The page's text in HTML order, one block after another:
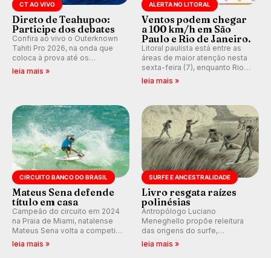
CT AO VIVO
Direto de Teahupoo:
Participe dos debates
Confira ao vivo o Outerknown
Tahiti Pro 2026, na onda que
coloca à prova até os
melhores surfistas do mundo.
leia mais »
ALERTA NO LITORAL
Ventos podem chegar
a 100 km/h em São
Paulo e Rio de Janeiro.
Litoral paulista está entre as
áreas de maior atenção nesta
sexta-feira (7), enquanto Rio
de Janeiro também recebe
km/h em Itanhaém.
leia mais »
CIRCUITO BANCO DO BRASIL
Mateus Sena defende
título em casa
Campeão do circuito em 2024
na Praia de Miami, natalense
Mateus Sena volta a competir
em casa em busca de manter a
leia mais »
SURFE E ANCESTRALIDADE
Livro resgata raízes
polinésias
Antropólogo Luciano
Meneghello propõe releitura
das origens do surfe,
resgatando a cultura polinésia
leia mais »